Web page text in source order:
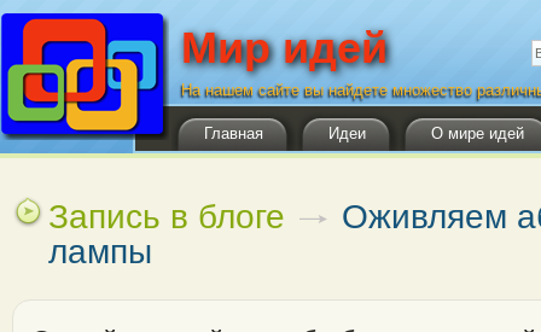
Главная Идеи О мире идей
Мир идей
На нашем сайте вы найдете множество
Запись в блоге
Оживляем
лампы